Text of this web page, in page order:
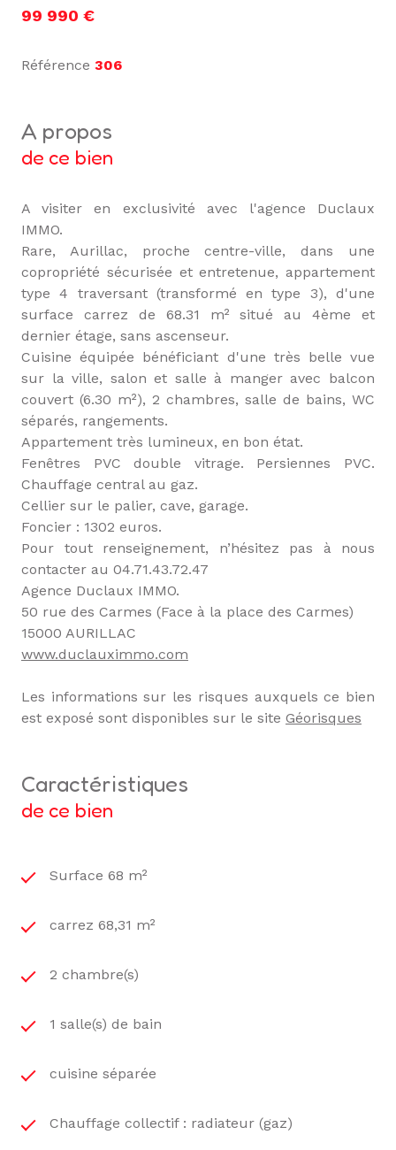
99 990 €
Référence 306
a propos
de ce bien
A visiter en exclusivité avec l'agence Duclaux
IMMO.
Rare, Aurillac, proche centre-ville, dans une
copropriété sécurisée et entretenue, appartement
type 4 traversant (transformé en type 3), d'une
surface carrez de 68.31 m² situé au 4ème et
dernier étage, sans ascenseur.
Cuisine équipée bénéficiant d'une très belle vue
sur la ville, salon et salle à manger avec balcon
couvert (6.30 m²), 2 chambres, salle de bains, WC
séparés, rangements.
Appartement très lumineux, en bon état.
Fenêtres PVC double vitrage. Persiennes PVC.
Chauffage central au gaz.
Cellier sur le palier, cave, garage.
Foncier : 1302 euros.
Pour tout renseignement, n’hésitez pas à nous
contacter au 04.71.43.72.47
Agence Duclaux IMMO.
50 rue des Carmes (Face à la place des Carmes)
15000 AURILLAC
www.duclauximmo.com
Les informations sur les risques auxquels ce bien
est exposé sont disponibles sur le site Géorisques
caractéristiques
de ce bien
Surface 68 m²
carrez 68,31 m²
2 chambre(s)
1 salle(s) de bain
cuisine séparée
Chauffage collectif : radiateur (gaz)